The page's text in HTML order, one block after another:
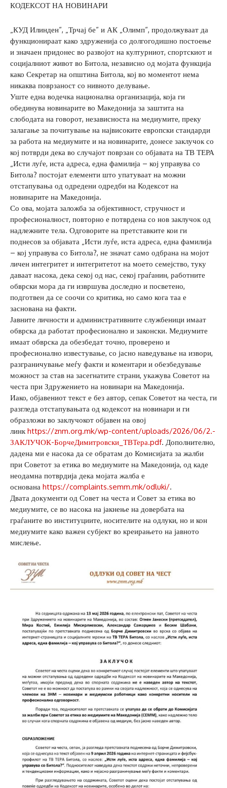
КОДЕКСОТ НА НОВИНАРИ
„КУД Илинден“, „Трчај бе“ и АК „Олимп“, продолжуваат да
функционираат како здруженија со долгогодишно постоење
и значаен придонес во развојот на културниот, спортскиот и
социјалниот живот во Битола, независно од мојата функција
како Секретар на општина Битола, кој во моментот нема
никаква поврзаност со нивното делување.
Уште една водечка национална организација, која ги
обединува новинарите во Македонија за заштита на
слободата на говорот, независноста на медиумите, преку
залагање за почитување на највисоките европски стандарди
за работа на медиумите и на новинарите, донесе заклучок со
кој потврди дека во случајот поврзан со објавата на ТВ ТЕРА
„Исти луѓе, иста адреса, една фамилија – кој управува со
Битола? постојат елементи што упатуваат на можни
отстапувања од одредени одредби на Кодексот на
новинарите на Македонија.
Со ова, мојата заложба за објективност, стручност и
професионалност, повторно е потврдена со нов заклучок од
надлежните тела. Одговорите на претставките кои ги
поднесов за објавата „Исти луѓе, иста адреса, една фамилија
– кој управува со Битола?, не значат само одбрана на мојот
личен интегритет и интегритетот на моето семејство, туку
даваат насока, дека секој од нас, секој граѓанин, работните
обврски мора да ги извршува доследно и посветено,
подготвен да се соочи со критика, но само кога таа е
заснована на факти.
Јавните личности и административните службеници имаат
обврска да работат професионално и законски. Медиумите
имаат обврска да обезбедат точно, проверено и
професионално известување, со јасно наведување на извори,
разграничување меѓу факти и коментари и обезбедување
можност за став на засегнатите страни, укажува Советот на
честа при Здружението на новинари на Македонија.
Иако, објавениот текст е без автор, сепак Советот на честа, ги
разгледа отстапувањата од кодексот на новинари и ги
образложи во заклучокот објавен на овој
линкhttps://znm.org.mk/wp-content/uploads/2026/06/2.-
ЗАКЛУЧОК-БорчеДимитровски_ТВТера.pdf. Дополнително,
дадена ми е насока да се обратам до Комисијата за жалби
при Советот за етика во медиумите на Македонија, од каде
неодамна потврдија дека мојата жалба е
основана https://complaints.semm.mk/odluki/.
Двата документи од Совет на честа и Совет за етика во
медиумите, се во насока на јакнење на довербата на
граѓаните во институциите, носителите на одлуки, но и кон
медиумите како важен субјект во креирањето на јавното
мислење.